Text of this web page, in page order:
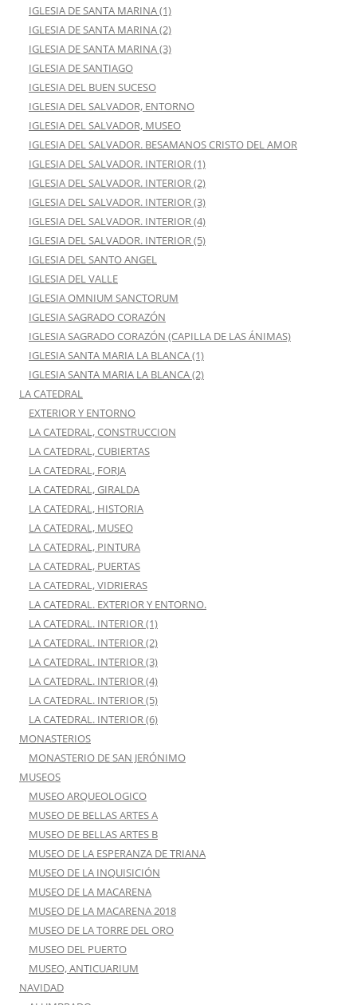
IGLESIA DE SANTA MARINA (1)
IGLESIA DE SANTA MARINA (2)
IGLESIA DE SANTA MARINA (3)
IGLESIA DE SANTIAGO
IGLESIA DEL BUEN SUCESO
IGLESIA DEL SALVADOR, ENTORNO
IGLESIA DEL SALVADOR, MUSEO
IGLESIA DEL SALVADOR. BESAMANOS CRISTO DEL AMOR
IGLESIA DEL SALVADOR. INTERIOR (1)
IGLESIA DEL SALVADOR. INTERIOR (2)
IGLESIA DEL SALVADOR. INTERIOR (3)
IGLESIA DEL SALVADOR. INTERIOR (4)
IGLESIA DEL SALVADOR. INTERIOR (5)
IGLESIA DEL SANTO ANGEL
IGLESIA DEL VALLE
IGLESIA OMNIUM SANCTORUM
IGLESIA SAGRADO CORAZÓN
IGLESIA SAGRADO CORAZÓN (CAPILLA DE LAS ÁNIMAS)
IGLESIA SANTA MARIA LA BLANCA (1)
IGLESIA SANTA MARIA LA BLANCA (2)
LA CATEDRAL
EXTERIOR Y ENTORNO
LA CATEDRAL, CONSTRUCCION
LA CATEDRAL, CUBIERTAS
LA CATEDRAL, FORJA
LA CATEDRAL, GIRALDA
LA CATEDRAL, HISTORIA
LA CATEDRAL, MUSEO
LA CATEDRAL, PINTURA
LA CATEDRAL, PUERTAS
LA CATEDRAL, VIDRIERAS
LA CATEDRAL. EXTERIOR Y ENTORNO.
LA CATEDRAL. INTERIOR (1)
LA CATEDRAL. INTERIOR (2)
LA CATEDRAL. INTERIOR (3)
LA CATEDRAL. INTERIOR (4)
LA CATEDRAL. INTERIOR (5)
LA CATEDRAL. INTERIOR (6)
MONASTERIOS
MONASTERIO DE SAN JERÓNIMO
MUSEOS
MUSEO ARQUEOLOGICO
MUSEO DE BELLAS ARTES A
MUSEO DE BELLAS ARTES B
MUSEO DE LA ESPERANZA DE TRIANA
MUSEO DE LA INQUISICIÓN
MUSEO DE LA MACARENA
MUSEO DE LA MACARENA 2018
MUSEO DE LA TORRE DEL ORO
MUSEO DEL PUERTO
MUSEO, ANTICUARIUM
NAVIDAD